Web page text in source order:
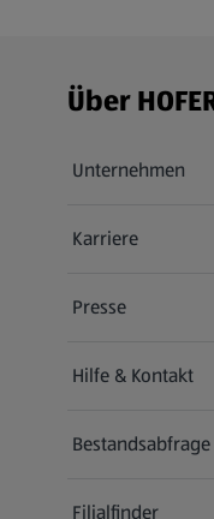
Fußzeilenmenü -
Über
Unternehmen
Karriere
(öffnet in einem
Presse
Hilfe & Kontakt
(öffnet in einem
Bestandsabfrage
(öffnet in einem
Filialfinder